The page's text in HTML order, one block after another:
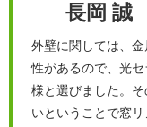
長岡 誠
外壁に関しては、
性があるので、光
様と選びました。
いということで窓